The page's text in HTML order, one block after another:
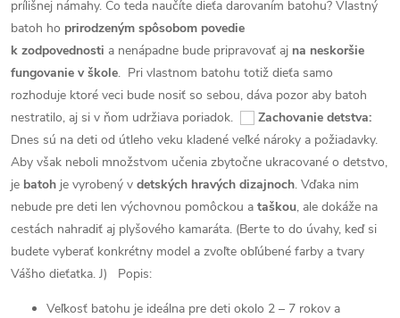
prílišnej námahy. Čo teda naučíte dieťa darovaním batohu? Vlastný
batoh ho prirodzeným spôsobom povedie
k zodpovednosti a nenápadne bude pripravovať aj na neskoršie
fungovanie v škole. Pri vlastnom batohu totiž dieťa samo
rozhoduje ktoré veci bude nosiť so sebou, dáva pozor aby batoh
nestratilo, aj si v ňom udržiava poriadok.
Zachovanie detstva:
Dnes sú na deti od útleho veku kladené veľké nároky a požiadavky.
Aby však neboli množstvom učenia zbytočne ukracované o detstvo,
je batoh je vyrobený v detských hravých dizajnoch. Vďaka nim
nebude pre deti len výchovnou pomôckou a taškou, ale dokáže na
cestách nahradiť aj plyšového kamaráta. (Berte to do úvahy, keď si
budete vyberať konkrétny model a zvoľte obľúbené farby a tvary
Vášho dieťatka. J)
Popis:
Veľkosť batohu je ideálna pre deti okolo 2 – 7 rokov a